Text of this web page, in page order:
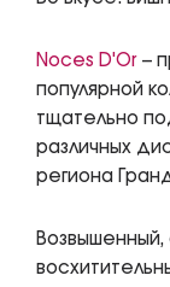
Noces D'Or –
популярной
тщательно
различных
региона
Возвышенный,